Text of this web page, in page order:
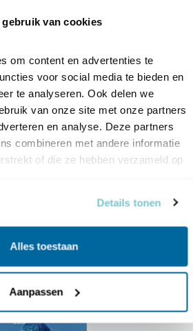
van cookies
om content en advertenties te
voor social media te bieden en
te analyseren. Ook delen we
van onze site met onze partners
en analyse. Deze partners
combineren met andere informatie
of die ze hebben verzameld op
Details tonen
Alles toestaan
Aanpassen
nieuws, inspiratie, acties en tips
van Vogelbescherming.